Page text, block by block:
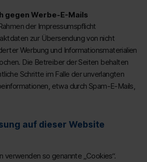
gegen Werbe-E-Mails
der Impressumspflicht
zur Übersendung von nicht
Werbung und Informationsmaterialien
Die Betreiber der Seiten behalten
Schritte im Falle der unverlangten
etwa durch Spam-E-Mails,
auf dieser Website
verwenden so genannte „Cookies“.